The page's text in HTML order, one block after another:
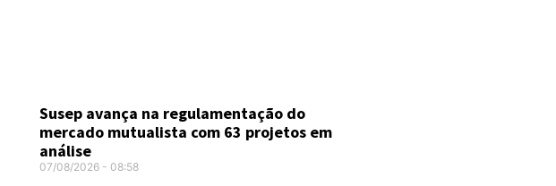
Susep avança na regulamentação do
mercado mutualista com 63 projetos em
análise
07/08/2026 08:58